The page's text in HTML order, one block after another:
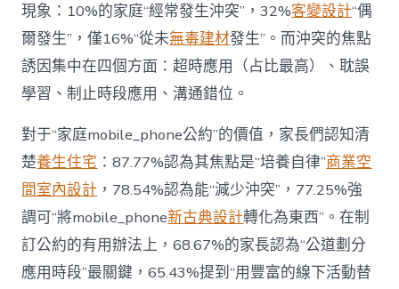
現象：10%的家庭“經常發生沖突”，32%客變設計“偶
爾發生”，僅16%“從未無毒建材發生”。而沖突的焦點
誘因集中在四個方面：超時應用（占比最高）、耽誤
學習、制止時段應用、溝通錯位。
對于“家庭mobile_phone公約”的價值，家長們認知清
楚養生住宅 ：87.77%認為其焦點是“培養自律”商業空
間室內設計 ，78.54%認為能“減少沖突”，77.25%強
調可“將mobile_phone新古典設計轉化為東西”。在制
訂公約的有用辦法上，68.67%的家長認為“公道劃分
應用時段”最關鍵，65.43%提到“用豐富的線下活動替